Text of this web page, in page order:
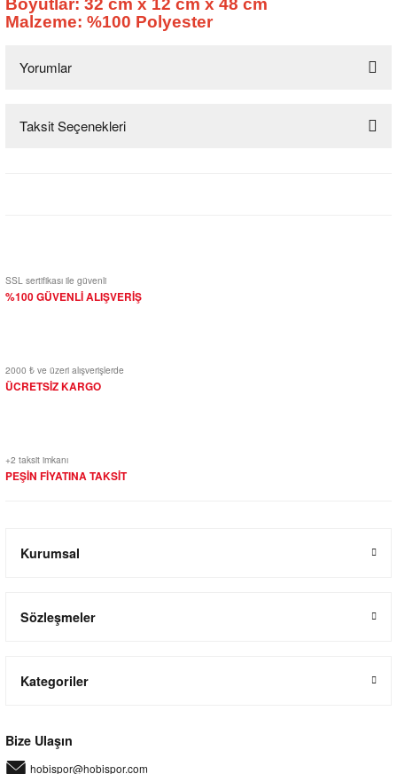
Boyutlar: 32 cm x 12 cm x 48 cm
Malzeme: %100 Polyester
Yorumlar
Bu ürüne ilk yorumu siz yapın!
Taksit Seçenekleri
SSL sertifikası ile güvenli
%100 GÜVENLİ ALIŞVERİŞ
2000 ₺ ve üzeri alışverişlerde
ÜCRETSİZ KARGO
+2 taksit imkanı
PEŞİN FİYATINA TAKSİT
Kurumsal
Sözleşmeler
Kategoriler
Bize Ulaşın
hobispor@hobispor.com